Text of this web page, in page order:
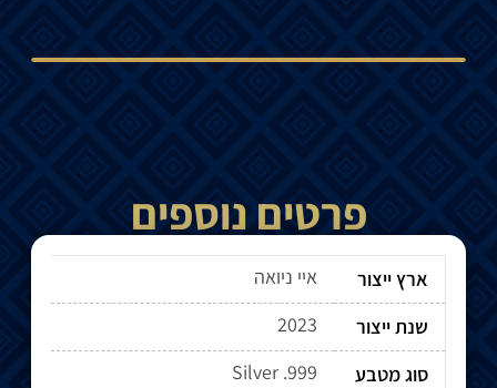
פרטים נוספים
ארץ ייצור
איי ניואה
שנת ייצור
2023
סוג מטבע
Silver .999